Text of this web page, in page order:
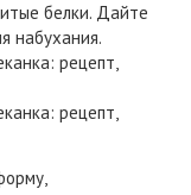
белки. Дайте
набухания.